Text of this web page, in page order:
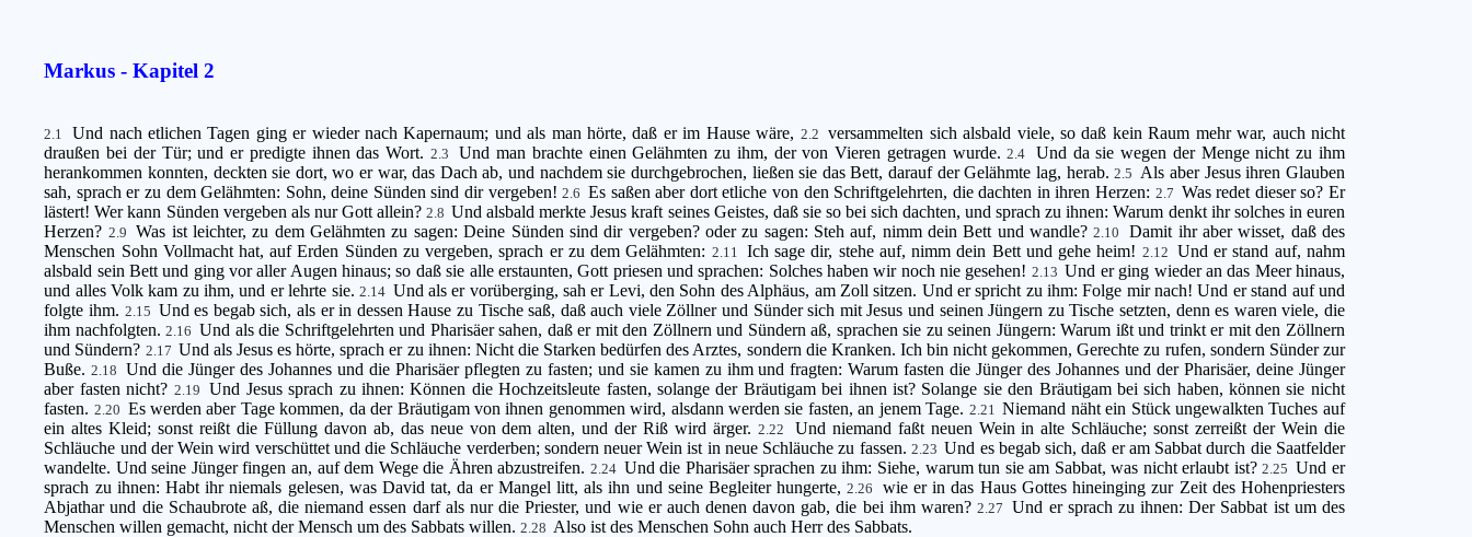
Markus - Kapitel 2
2.1 Und nach etlichen Tagen ging er wieder nach Kapernaum; und als man hörte, daß er im Hause wäre, 2.2
versammelten sich alsbald viele, so daß kein Raum mehr war, auch nicht
draußen bei der Tür; und er predigte ihnen das Wort. 2.3 Und man brachte einen Gelähmten zu ihm, der von Vieren getragen wurde.2.4
Und da sie wegen der Menge nicht zu ihm
herankommen konnten, deckten sie dort, wo er war, das Dach ab, und nachdem sie durchgebrochen, ließen sie das Bett, darauf der Gelähmte lag, herab.2.5 Als aber Jesus ihren Glauben
sah, sprach er zu dem Gelähmten: Sohn, deine Sünden sind dir vergeben!2.6 Es saßen aber dort etliche von den Schriftgelehrten, die dachten in ihren Herzen: 2.7 Was redet dieser so? Er
lästert! Wer kann Sünden vergeben als nur Gott allein?2.8 Und alsbald merkte Jesus kraft seines Geistes, daß sie so bei sich dachten, und sprach zu ihnen: Warum denkt ihr solches in euren
Herzen? 2.9 Was ist leichter, zu dem Gelähmten zu sagen: Deine Sünden sind dir vergeben? oder zu sagen: Steh auf, nimm dein Bett und wandle?2.10
Damit ihr aber wisset, daß des
Menschen Sohn Vollmacht hat, auf Erden Sünden zu vergeben, sprach er zu dem Gelähmten: 2.11 Ich sage dir, stehe auf, nimm dein Bett und gehe heim! 2.12 Und er stand auf, nahm
alsbald sein Bett und ging vor aller Augen hinaus; so daß sie alle erstaunten, Gott priesen und sprachen: Solches haben wir noch nie gesehen! 2.13 Und er ging wieder an das Meer hinaus,
und alles Volk kam zu ihm, und er lehrte sie. 2.14 Und als er vorüberging, sah er Levi, den Sohn des Alphäus, am Zoll sitzen. Und er spricht zu ihm: Folge mir nach! Und er stand auf und
folgte ihm. 2.15 Und es begab sich, als er in dessen Hause zu Tische saß, daß auch viele Zöllner und Sünder sich mit Jesus und seinen Jüngern zu Tische setzten, denn es waren viele, die
ihm nachfolgten.2.16 Und als die Schriftgelehrten und Pharisäer sahen, daß er mit den Zöllnern und Sündern aß, sprachen sie zu seinen Jüngern: Warum ißt und trinkt er mit den Zöllnern
und Sündern? 2.17 Und als Jesus es hörte, sprach er zu ihnen: Nicht die Starken bedürfen des Arztes, sondern die Kranken. Ich bin nicht gekommen, Gerechte zu rufen, sondern Sünder zur
Buße.2.18
Und die Jünger des Johannes und die Pharisäer pflegten zu fasten; und sie kamen zu ihm und fragten: Warum fasten die Jünger des Johannes und der Pharisäer, deine Jünger
aber fasten nicht? 2.19
Und Jesus sprach zu ihnen: Können die Hochzeitsleute fasten, solange der Bräutigam bei ihnen ist? Solange sie den Bräutigam bei sich haben, können sie nicht
fasten. 2.20 Es werden aber Tage kommen, da der Bräutigam von ihnen genommen wird, alsdann werden sie fasten, an jenem Tage. 2.21
Niemand näht ein Stück ungewalkten Tuches auf
ein altes Kleid; sonst reißt die Füllung davon ab, das neue von dem alten, und der Riß wird ärger. 2.22
Und niemand faßt neuen Wein in alte Schläuche; sonst zerreißt der Wein die
Schläuche und der Wein wird verschüttet und die Schläuche verderben; sondern neuer Wein ist in neue Schläuche zu fassen. 2.23 Und es begab sich, daß er am Sabbat durch die Saatfelder
wandelte. Und seine Jünger fingen an, auf dem Wege die Ähren abzustreifen. 2.24 Und die Pharisäer sprachen zu ihm: Siehe, warum tun sie am Sabbat, was nicht erlaubt ist?2.25 Und er
sprach zu ihnen: Habt ihr niemals gelesen, was David tat, da er Mangel litt, als ihn und seine Begleiter hungerte,2.26
wie er in das Haus Gottes hineinging zur Zeit des Hohenpriesters
Abjathar und die Schaubrote aß, die niemand essen darf als nur die Priester, und wie er auch denen davon gab, die bei ihm waren?2.27
Und er sprach zu ihnen: Der Sabbat ist um des
Menschen willen gemacht, nicht der Mensch um des Sabbats willen.2.28 Also ist des Menschen Sohn auch Herr des Sabbats.